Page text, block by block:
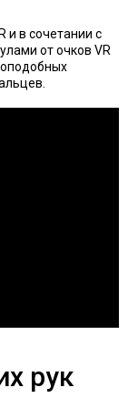
и в сочетании с
от очков VR
рук